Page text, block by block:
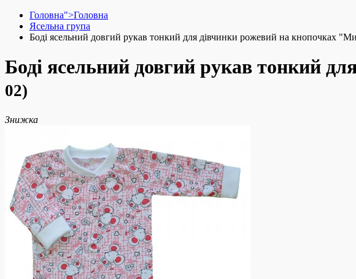
Головна">Головна
Ясельна група
Боді ясельний довгий рукав тонкий для дівчинки рожевий на кнопочках
Боді ясельний довгий рукав тонкий
02)
Знижка